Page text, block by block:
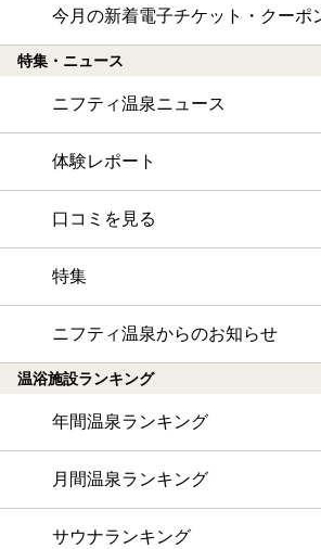
今月の新着電子チケット・クーポ
特集・ニュース
ニフティ温泉ニュース
体験レポート
口コミを見る
特集
ニフティ温泉からのお知らせ
温浴施設ランキング
年間温泉ランキング
月間温泉ランキング
サウナランキング